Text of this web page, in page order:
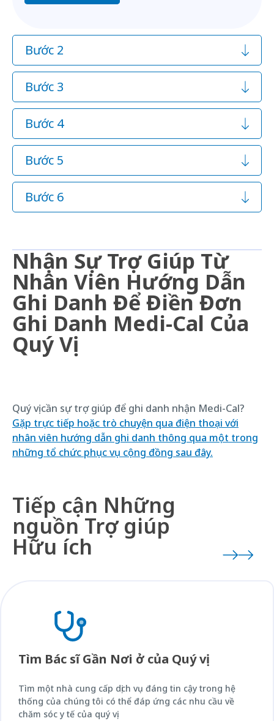
Bước 2
Bước 3
Bước 4
Bước 5
Bước 6
Nhận Sự Trợ Giúp Từ
Nhân Viên Hướng Dẫn
Ghi Danh Để Điền Đơn
Ghi Danh Medi-Cal Của
Quý Vị
Quý vị cần sự trợ giúp để ghi danh nhận Medi-Cal?
Gặp trực tiếp hoặc trò chuyện qua điện thoại với
nhân viên hướng dẫn ghi danh thông qua một trong
những tổ chức phục vụ cộng đồng sau đây.
Tiếp cận Những
nguồn Trợ giúp
Hữu ích
Tìm Bác sĩ Gần Nơi ở của Quý vị
Tìm một nhà cung cấp dịch vụ đáng tin cậy trong hệ
thống của chúng tôi có thể đáp ứng các nhu cầu về
chăm sóc y tế của quý vị.